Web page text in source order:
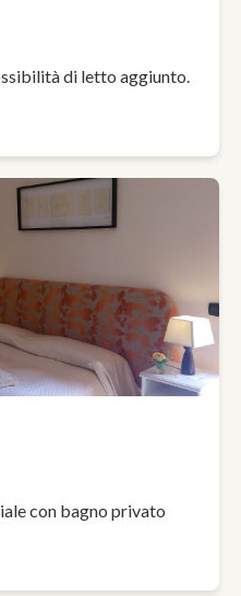
di letto aggiunto.
con bagno privato